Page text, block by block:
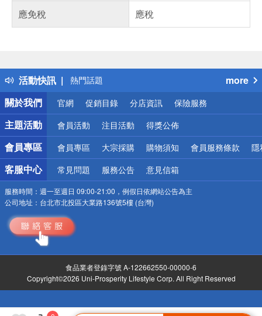
應免稅
應稅
活動快訊
得獎公告
熱門話題
銀行優惠
偏遠地區配送
詐騙網頁！請小心！
more
關於我們
官網 促銷目錄 分店資訊 保險服務
主題活動 會員活動 注目活動 得獎公佈
會員專區 會員專區 大宗採購 購物須知 會員服務條款 隱
客服中心 常見問題 服務公告 意見信箱
服務時間： 週一至週日 09:00-21:00，例假日依網站公告為主
公司地址： 台北市北投區大業路136號5樓 (台灣)
食品業者登錄字號 A-122662550-00000-6
Copyright©2026 Uni-Prosperity Lifestyle Corp. All Right Reserved